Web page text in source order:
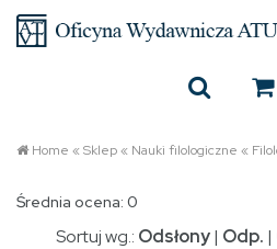
Home «Sklep« Nauki filologiczne «
Średnia ocena: 0
Sortuj wg.: Odsłony| Odp. |